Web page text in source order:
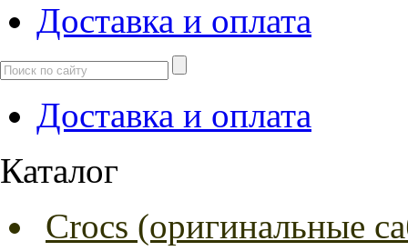
Доcтавка и оплата
Доcтавка и оплата
Каталог
Crocs (оригинальные